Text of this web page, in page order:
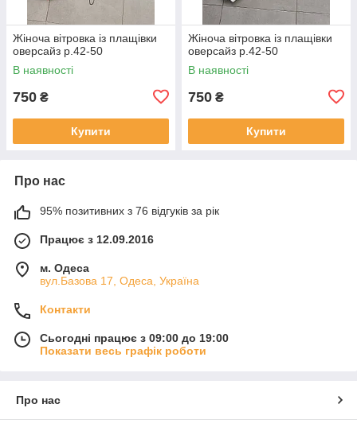
Жіноча вітровка із плащівки
оверсайз р.42-50
В наявності
750 ₴
Купити
Жіноча вітровка із плащівки
оверсайз р.42-50
В наявності
750 ₴
Купити
Про нас
95% позитивних з 76 відгуків за рік
Працює з 12.09.2016
м. Одеса
вул.Базова 17, Одеса, Україна
Контакти
Сьогодні працює з 09:00 до 19:00
Показати весь графік роботи
Про нас